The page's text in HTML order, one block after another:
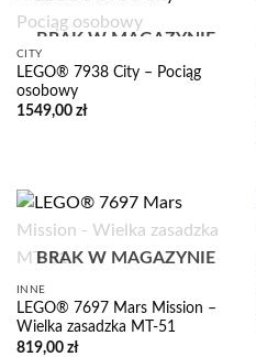
BRAK W MAGAZYNIE
CITY
LEGO® 7938 City – Pociąg
osobowy
1549,00 zł
BRAK W MAGAZYNIE
INNE
LEGO® 7697 Mars Mission –
Wielka zasadzka MT-51
819,00 zł